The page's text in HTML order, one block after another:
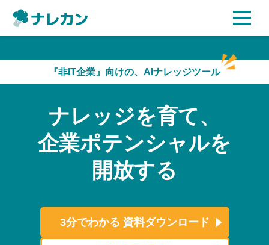
AI機能
ご利用企業様の声
セキュリティ
よくある質問
『非IT企業』向けの、AIナレッジツール
ナレッジを育て、
企業ポテンシャルを
開放する
3分でわかる 資料ダウンロード